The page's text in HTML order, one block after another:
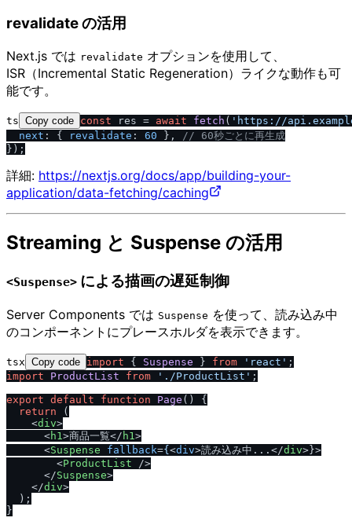
revalidate の活用
Next.js では revalidate オプションを使用して、
ISR（Incremental Static Regeneration）ライクな動作も可
能です。
ts Copy code const res = await fetch ( 'https: //
next : { revalidate : 60 }, // 60秒ごとに再生成
詳細: https://nextjs.org/docs/app/building-your-
application/data-fetching/caching
Streaming と Suspense の活用
<Suspense> による描画の遅延制御
Server Components では Suspense を使って、読み込み中
のコンポーネントにプレースホルダを表示できます。
tsx Copy code import { Suspense } from 'react'
import
ProductList from '. /ProductList' ;
export default function Page ( ) {
return (
<div>
<h1 >商品一覧</ h1 >
<Suspense fallback={ <div>読み込み中... </div> }>
<ProductList />
</Suspense>
</div>
  );